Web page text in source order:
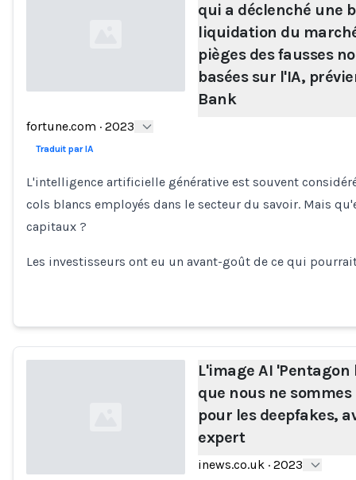
Loading...
qui a déclenché une
liquidation du
pièges des fausses
basées sur l'IA,
Bank
fortune.com · 2023
Traduit par IA
L'intelligence artificielle générative est souvent
cols blancs employés dans le secteur du savoir. Mais
capitaux ?
Les investisseurs ont eu un avant-goût de ce qui
L'image AI
que nous ne
pour les deepfakes,
expert
inews.co.uk · 2023